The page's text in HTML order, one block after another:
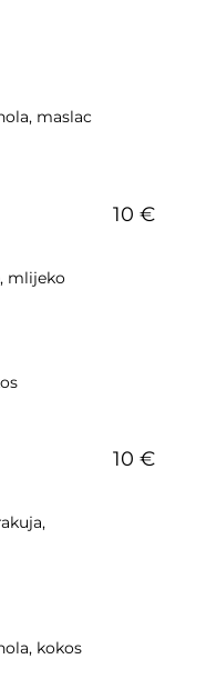
maslac
mlijeko
10 €
kokos
10 €